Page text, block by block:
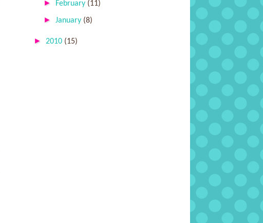
► February (11)
► January (8)
► 2010 (15)